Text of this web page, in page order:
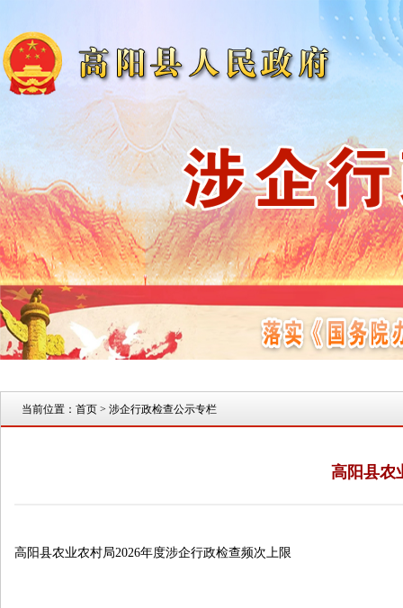
当前位置： 首页 > 涉企行政检查公示专栏
高阳县农
高阳县农业农村局2026年度涉企行政检查频次上限